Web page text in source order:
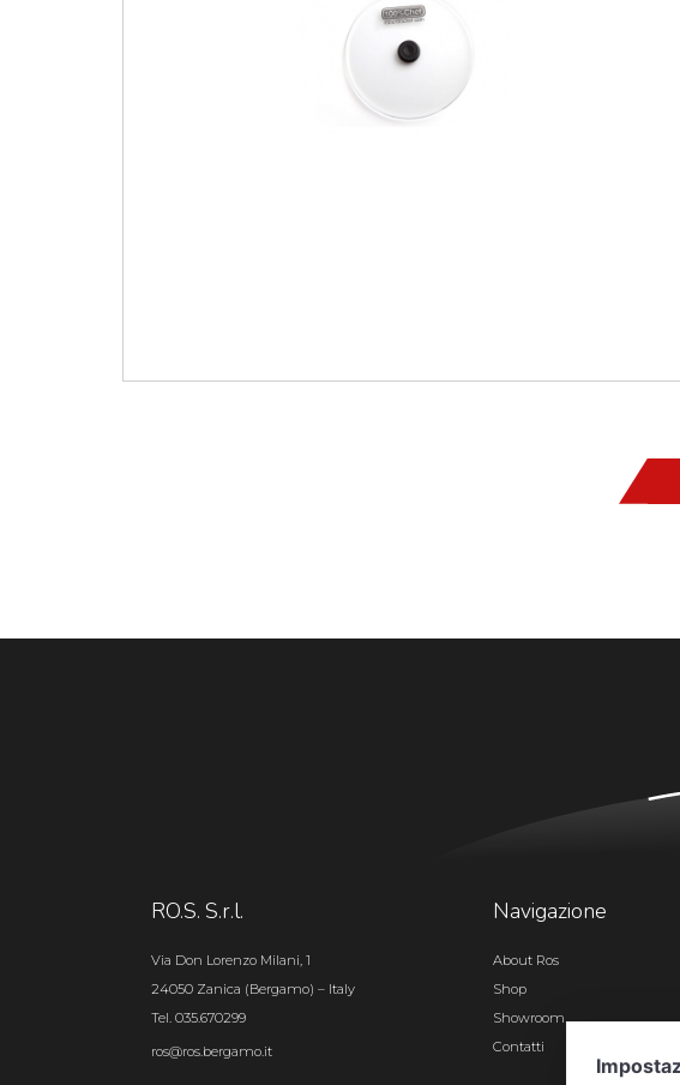
RO.S. S.r.l.
Via Don Lorenzo Milani, 1
24050 Zanica (Bergamo) – Italy
Tel. 035.670299
ros@ros.bergamo.it
Navigazione
About Ros
Shop
Showroom
Contatti